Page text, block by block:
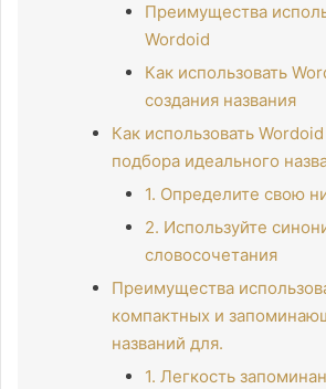
Преимущества
Wordoid
Как использовать
создания названия
Как использовать
подбора идеального
1. Определите свою
2. Используйте
словосочетания
Преимущества
компактных и
названий для.
1. Легкость